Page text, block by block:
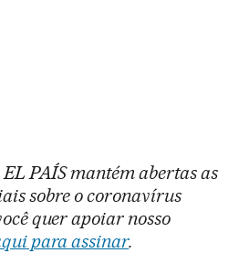
PAÍS mantém abertas as
sobre o coronavírus
quer apoiar nosso
para assinar.